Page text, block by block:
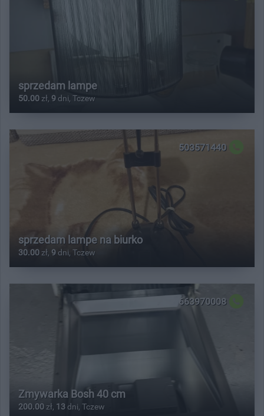
sprzedam lampe
50.00 zł, 9 dni, Tczew
503571440
sprzedam lampe na biurko
30.00 zł, 9 dni, Tczew
663970008
Zmywarka Bosh 40 cm
200.00 zł, 13 dni, Tczew